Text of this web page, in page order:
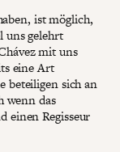
ist möglich,
uns gelehrt
mit uns
eine Art
beteiligen sich an
wenn das
einen Regisseur